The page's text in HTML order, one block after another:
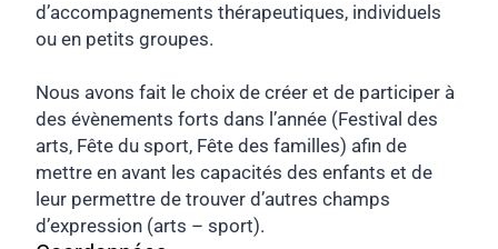
d’accompagnements thérapeutiques, individuels
ou en petits groupes.
Nous avons fait le choix de créer et de participer à
des évènements forts dans l’année (Festival des
arts, Fête du sport, Fête des familles) afin de
mettre en avant les capacités des enfants et de
leur permettre de trouver d’autres champs
d’expression (arts – sport).